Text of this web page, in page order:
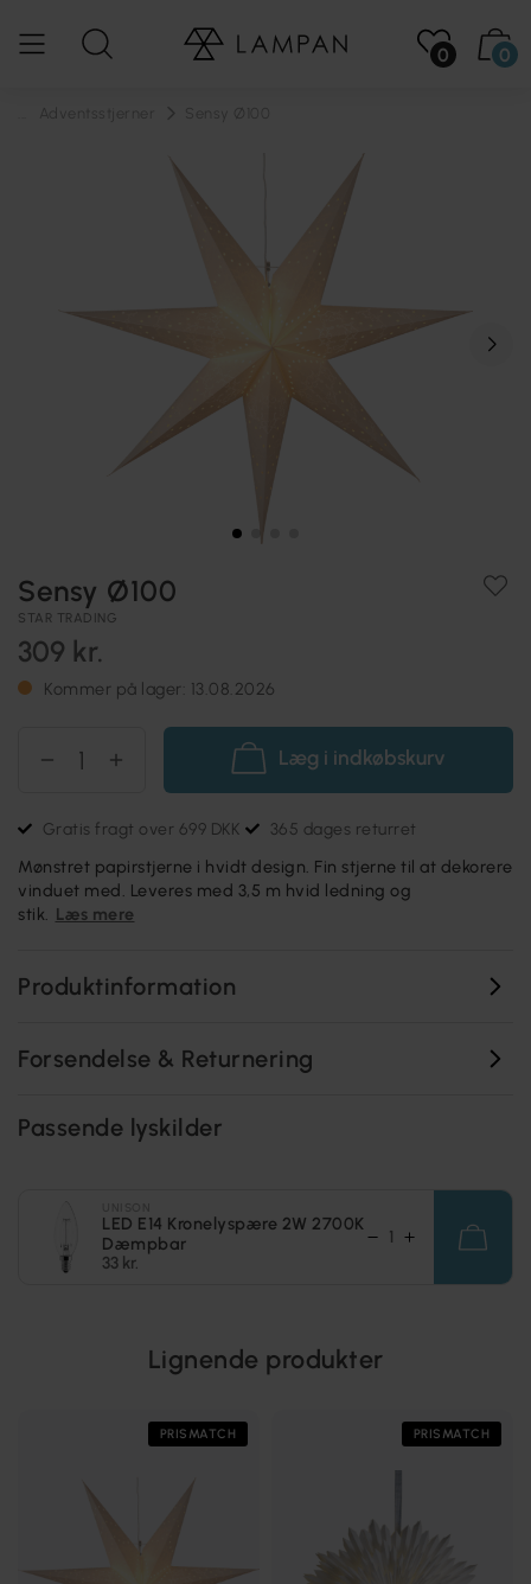
0 0
Sensy Ø100
STAR TRADING
309 kr.
Kommer på lager: 13.08.2026
Læg i indkøbskurv
Gratis fragt over 699 DKK 365 dages returret
Mønstret papirstjerne i hvidt design. Fin stjerne til at dekorere
vinduet med. Leveres med 3,5 m hvid ledning og
stik. Læs mere
Produktinformation
Forsendelse & Returnering
Passende lyskilder
LED E14 Kronelyspære 2W 2700K
Dæmpbar
33 kr.
Lignende produkter
PRISMATCH PRISMATCH